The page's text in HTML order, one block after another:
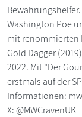
Washington Poe
mit renommierten
Gold Dagger
2022. Mit "Der
erstmals auf der
Informationen:
X: @MWCravenUK